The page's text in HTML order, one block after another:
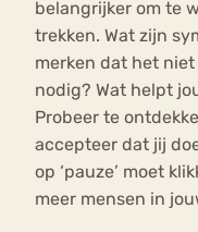
belangrijker om te
trekken. Wat zijn
merken dat het
nodig? Wat helpt
Probeer te
accepteer dat jij
op ‘pauze’ moet
meer mensen in